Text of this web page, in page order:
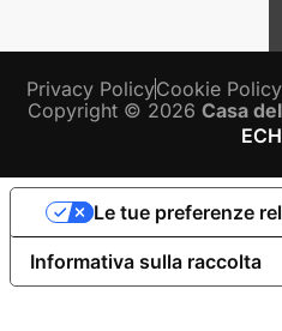
Copyright © 2026Casa
Privacy PolicyCookie Policy
Informativa sulla raccolta
Le tue preferenze